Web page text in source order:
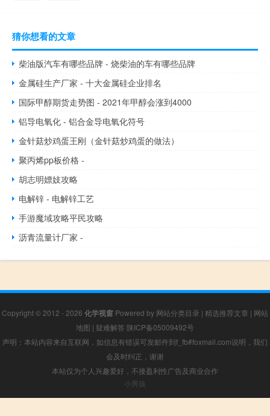
猜你想看的文章
柴油版汽车有哪些品牌 - 烧柴油的车有哪些品牌
金属硅生产厂家 - 十大金属硅企业排名
国际甲醇期货走势图 - 2021年甲醇会涨到4000
铝导电氧化 - 铝合金导电氧化符号
金针菇炒鸡蛋王刚（金针菇炒鸡蛋的做法）
聚丙烯pp板价格 -
胡志明嫖妓攻略
电解锌 - 电解锌工艺
手游魔域攻略平民攻略
沥青流量计厂家 -
Copyright © 2012 - 2026 化学视窗 Powered by 网站分类目录 | 精选推荐文章 | 网站
地图 | 疑难解答 陕ICP备05009492号
声明：本站内容来自互联网，如信息有错误可发邮件到f_fb#foxmail.com说明，我们
会及时纠正，谢谢
本站仅为个人兴趣爱好，不接盈利性广告及商业合作
小男孩